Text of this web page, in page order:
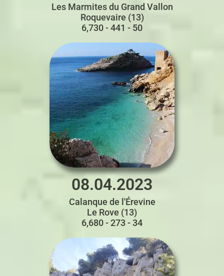
Les Marmites du Grand Vallon
Roquevaire (13)
6,730 - 441 - 50
08.04.2023
Calanque de l'Érevine
Le Rove (13)
6,680 - 273 - 34